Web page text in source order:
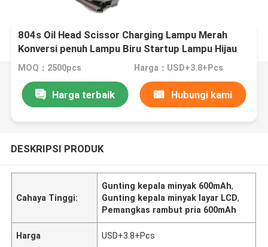
804s Oil Head Scissor Charging Lampu Merah
Konversi penuh Lampu Biru Startup Lampu Hijau
MOQ：2500pcs Harga：USD+3.8+Pcs
Harga terbaik Hubungi kami
DESKRIPSI PRODUK
Cahaya Tinggi:
Gunting kepala minyak 600mAh,
Gunting kepala minyak layar LCD,
Pemangkas rambut pria 600mAh
Harga USD+3.8+Pcs